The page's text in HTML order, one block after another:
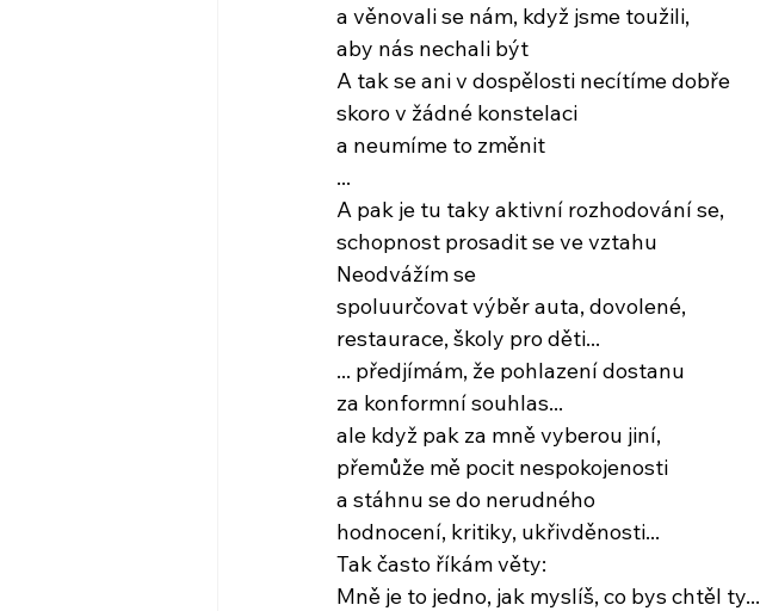
a věnovali se nám, když jsme toužili,
aby nás nechali být
A tak se ani v dospělosti necítíme dobře
skoro v žádné konstelaci
a neumíme to změnit
...
A pak je tu taky aktivní rozhodování se,
schopnost prosadit se ve vztahu
Neodvážím se
spoluurčovat výběr auta, dovolené,
restaurace, školy pro děti...
... předjímám, že pohlazení dostanu
za konformní souhlas...
ale když pak za mně vyberou jiní,
přemůže mě pocit nespokojenosti
a stáhnu se do nerudného
hodnocení, kritiky, ukřivděnosti...
Tak často říkám věty:
Mně je to jedno, jak myslíš, co bys chtěl ty...